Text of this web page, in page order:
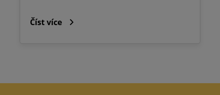
Číst více